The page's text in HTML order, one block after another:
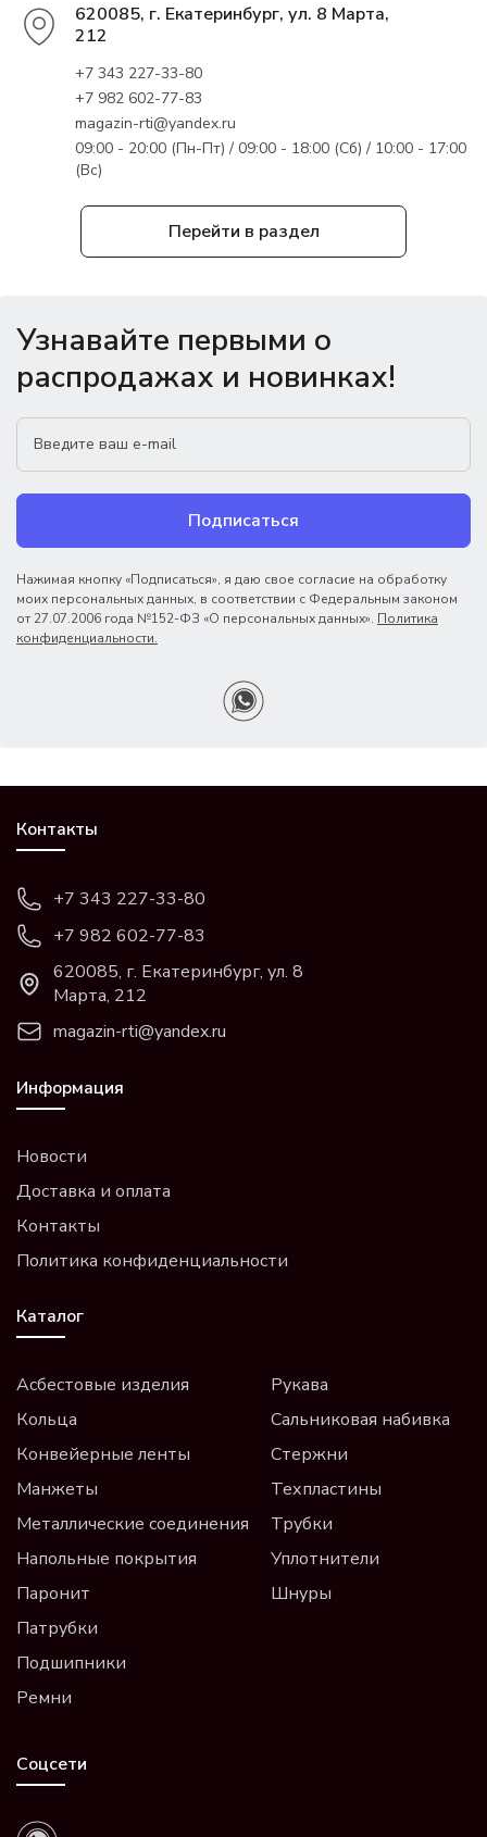
Перейти в раздел
620085, г. Екатеринбург, ул. 8 Марта,
212
+7 343 227-33-80
+7 982 602-77-83
magazin-rti@yandex.ru
09:00 - 20:00 (Пн-Пт) / 09:00 - 18:00 (Сб) / 10:00 - 17:00
(Вс)
Узнавайте первыми о
распродажах и новинках!
Подписаться
Нажимая кнопку «Подписаться», я даю свое согласие на обработку
моих персональных данных, в соответствии с Федеральным законом
от 27.07.2006 года №152-ФЗ «О персональных данных». Политика
конфиденциальности.
Контакты
+7 343 227-33-80
+7 982 602-77-83
620085, г. Екатеринбург, ул. 8
Марта, 212
magazin-rti@yandex.ru
Информация
Новости
Доставка и оплата
Контакты
Политика конфиденциальности
Каталог
Асбестовые изделия
Кольца
Конвейерные ленты
Манжеты
Металлические соединения
Напольные покрытия
Паронит
Патрубки
Подшипники
Ремни
Рукава
Сальниковая набивка
Стержни
Техпластины
Трубки
Уплотнители
Шнуры
Соцсети